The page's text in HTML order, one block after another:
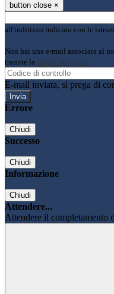
button close ×
all'indirizzo indicato con le
Non hai una e-mail associata al
tramite la Login Spaggiari
E-mail inviata, si prega di
Errore
Chiudi
Successo
Chiudi
Informazione
Chiudi
Attendere...
Attendere il completamento